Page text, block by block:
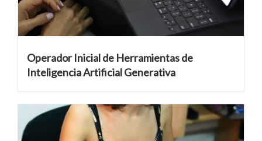
Operador Inicial de Herramientas de
Inteligencia Artificial Generativa